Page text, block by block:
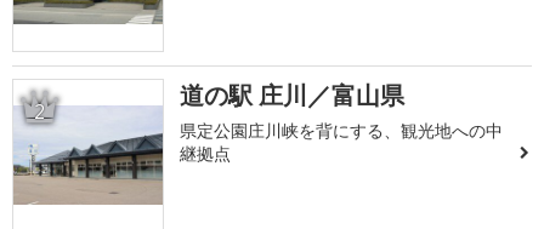
2 道の駅 庄川／富山県
県定公園庄川峡を背にする、観光地への中
継拠点